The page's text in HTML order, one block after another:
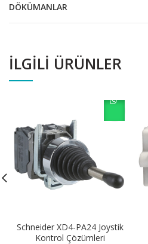
DÖKÜMANLAR
İLGILI ÜRÜNLER
Schneider XD4-PA24 Joystik
Kontrol Çözümleri